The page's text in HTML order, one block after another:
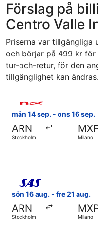
Förslag på
Centro Valle
Priserna var tillgängliga
och börjar på 499 kr för
tur-och-retur, för den
tillgänglighet kan
mån 14 sep. - ons 16 sep.
ARN
Stockholm Milano
sön 16 aug. - fre 21 aug.
ARN
Stockholm Milano
Välj flyg med